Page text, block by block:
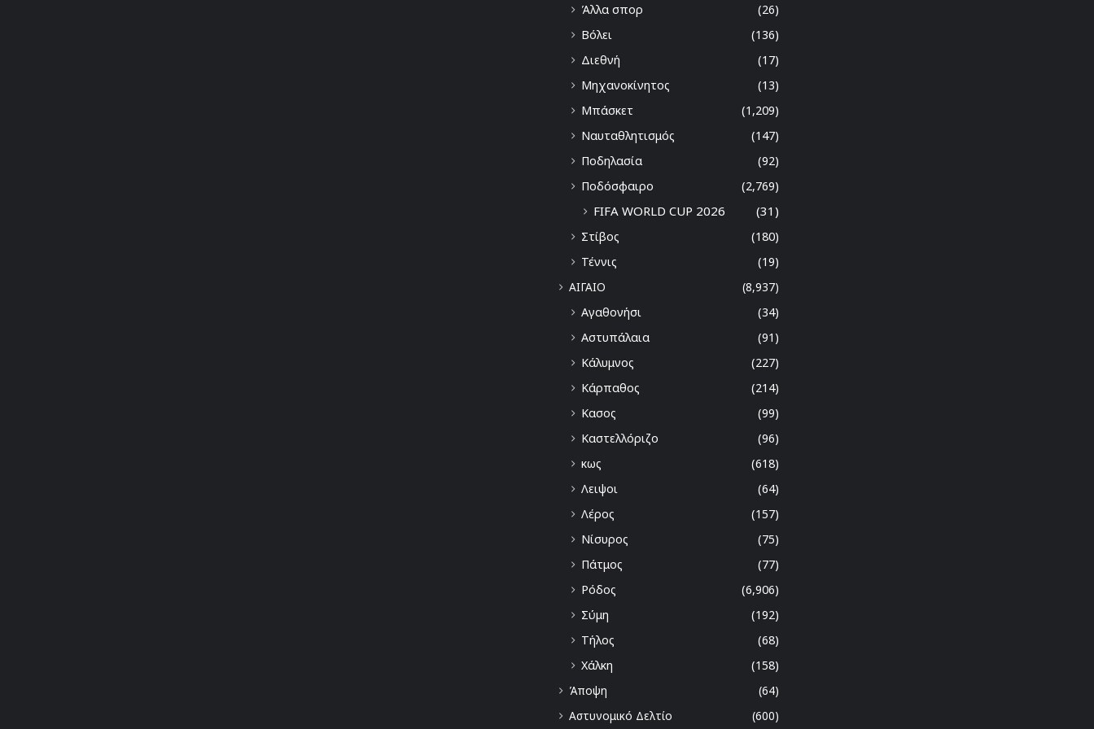
Άλλα σπορ
(26)
Βόλει
(136)
Διεθνή
(17)
Μηχανοκίνητος
(13)
Μπάσκετ
(1,209)
Ναυταθλητισμός
(147)
Ποδηλασία
(92)
Ποδόσφαιρο
(2,769)
FIFA WORLD CUP 2026 (31)
Στίβος
(180)
Τέννις
(19)
ΑΙΓΑΙΟ
(8,937)
Αγαθονήσι
(34)
Αστυπάλαια
(91)
Κάλυμνος
(227)
Κάρπαθος
(214)
Κασος
(99)
Καστελλόριζο
(96)
κως
(618)
Λειψοι
(64)
Λέρος
(157)
Νίσυρος
(75)
Πάτμος
(77)
Ρόδος
(6,906)
Σύμη
(192)
Τήλος
(68)
Χάλκη
(158)
Άποψη
(64)
Αστυνομικό Δελτίο
(600)